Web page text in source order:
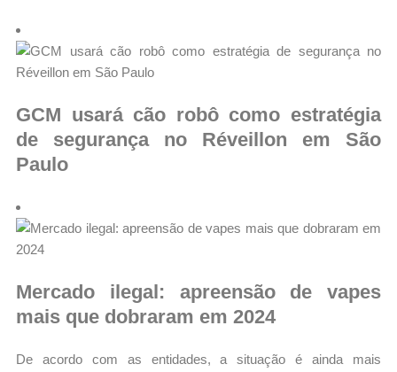
GCM usará cão robô como estratégia
de segurança no Réveillon em São
Paulo
Mercado ilegal: apreensão de vapes
mais que dobraram em 2024
De acordo com as entidades, a situação é ainda mais